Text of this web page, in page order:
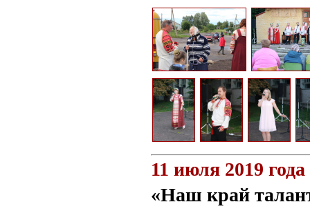
11 июля 2019 года
«Наш край